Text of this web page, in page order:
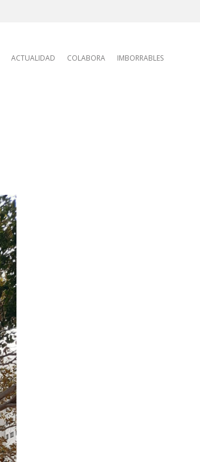
ACTUALIDAD COLABORA IMBORRABLES